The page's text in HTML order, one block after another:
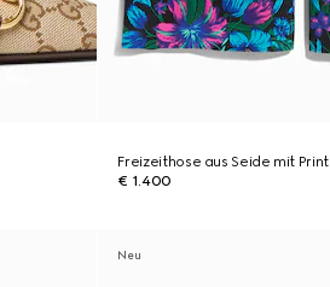
Freizeithose aus Seide mit Print
€ 1.400
Neu